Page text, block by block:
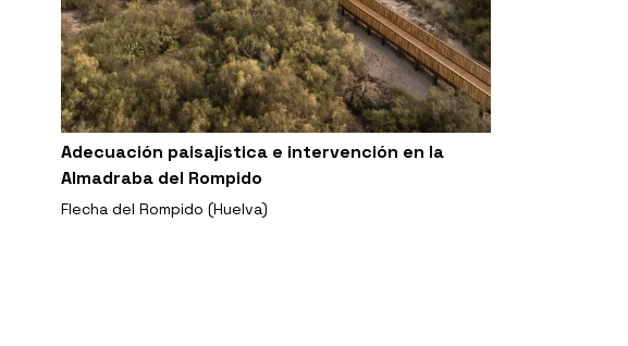
Adecuación paisajística e intervención en la
Almadraba del Rompido
Flecha del Rompido (Huelva)